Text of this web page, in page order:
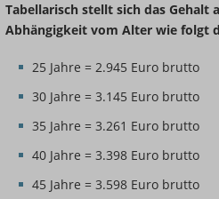
Tabellarisch stellt sich das Gehalt
Abhängigkeit vom Alter wie folgt
25 Jahre = 2.945 Euro brutto
30 Jahre = 3.145 Euro brutto
35 Jahre = 3.261 Euro brutto
40 Jahre = 3.398 Euro brutto
45 Jahre = 3.598 Euro brutto